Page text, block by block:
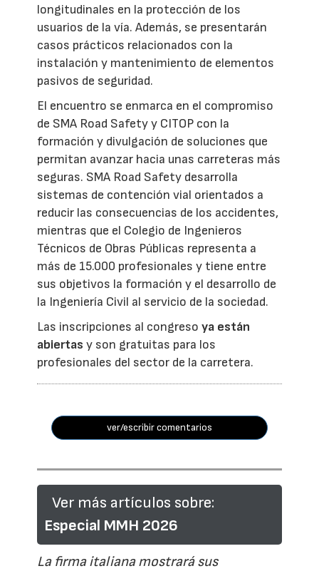
longitudinales en la protección de los
usuarios de la vía. Además, se presentarán
casos prácticos relacionados con la
instalación y mantenimiento de elementos
pasivos de seguridad.
El encuentro se enmarca en el compromiso
de SMA Road Safety y CITOP con la
formación y divulgación de soluciones que
permitan avanzar hacia unas carreteras más
seguras. SMA Road Safety desarrolla
sistemas de contención vial orientados a
reducir las consecuencias de los accidentes,
mientras que el Colegio de Ingenieros
Técnicos de Obras Públicas representa a
más de 15.000 profesionales y tiene entre
sus objetivos la formación y el desarrollo de
la Ingeniería Civil al servicio de la sociedad.
Las inscripciones al congresoya están
abiertas y son gratuitas para los
profesionales del sector de la carretera.
ver/escribir comentarios
Ver más artículos sobre:
Especial MMH 2026
La firma italiana mostrará sus